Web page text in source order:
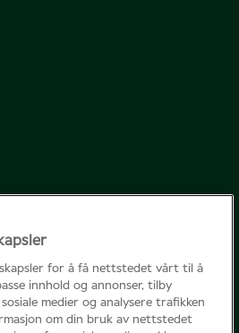
for å få nettstedet vårt til å
innhold og annonser, tilby
medier og analysere trafikken
om din bruk av nettstedet